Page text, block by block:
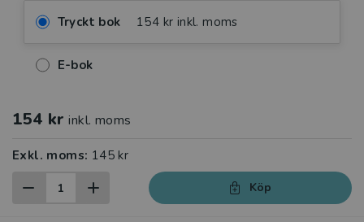
Tryckt bok 154 kr inkl. moms
E-bok
154 kr inkl. moms
Exkl. moms: 145 kr
Köp